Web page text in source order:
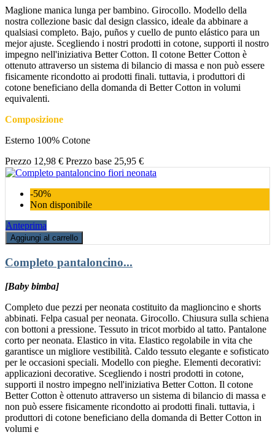
Maglione manica lunga per bambino. Girocollo. Modello della
nostra collezione basic dal design classico, ideale da abbinare a
qualsiasi completo. Bajo, puños y cuello de punto elástico para un
mejor ajuste. Scegliendo i nostri prodotti in cotone, supporti il nostro
impegno nell'iniziativa Better Cotton. Il cotone Better Cotton è
ottenuto attraverso un sistema di bilancio di massa e non può essere
fisicamente ricondotto ai prodotti finali. tuttavia, i produttori di
cotone beneficiano della domanda di Better Cotton in volumi
equivalenti.
Composizione
Esterno 100% Cotone
Prezzo 12,98 € Prezzo base 25,95 €
-50%
Non disponibile
Anteprima
Aggiungi al carrello
Completo pantaloncino...
[Baby bimba]
Completo due pezzi per neonata costituito da maglioncino e shorts
abbinati. Felpa casual per neonata. Girocollo. Chiusura sulla schiena
con bottoni a pressione. Tessuto in tricot morbido al tatto. Pantalone
corto per neonata. Elastico in vita. Elastico regolabile in vita che
garantisce un migliore vestibilità. Caldo tessuto elegante e sofisticato
per le occasioni speciali. Modello con pieghe. Elementi decorativi:
applicazioni decorative. Scegliendo i nostri prodotti in cotone,
supporti il nostro impegno nell'iniziativa Better Cotton. Il cotone
Better Cotton è ottenuto attraverso un sistema di bilancio di massa e
non può essere fisicamente ricondotto ai prodotti finali. tuttavia, i
produttori di cotone beneficiano della domanda di Better Cotton in
volumi e